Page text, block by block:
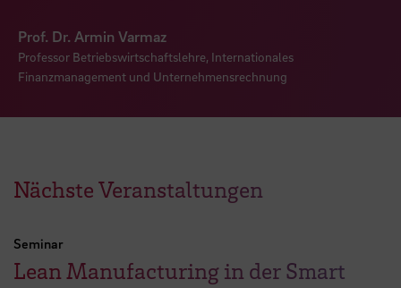
Prof. Dr. Armin Varmaz
Professor Betriebswirtschaftslehre, Internationales
Finanzmanagement und Unternehmensrechnung
Nächste Veranstaltungen
Seminar
Lean Manufacturing in der Smart